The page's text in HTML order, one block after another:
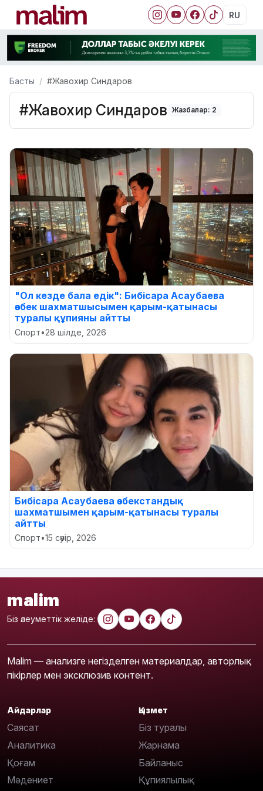
RU
Басты #Жавохир Синдаров
#Жавохир Синдаров Жазбалар: 2
"Ол кезде бала едік": Бибісара Асаубаева
өзбек шахматшысымен қарым-қатынасы
туралы құпияны айтты
Спорт•28 шілде, 2026
Бибісара Асаубаева өзбекстандық
шахматшымен қарым-қатынасы туралы
айтты
Спорт•15 сәуір, 2026
malim
Біз әлеуметтік желіде:
Malim — анализге негізделген материалдар, авторлық
пікірлер мен эксклюзив контент.
Айдарлар
Саясат
Аналитика
Қоғам
Мәдениет
Қызмет
Біз туралы
Жарнама
Байланыс
Құпиялылық